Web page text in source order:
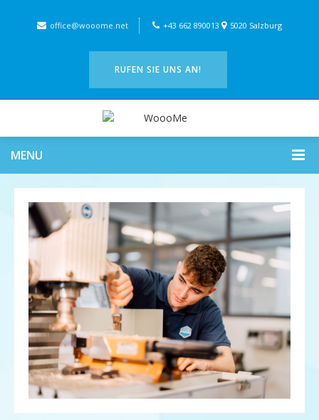
office@wooome.net +43 662 890013 5020 Salzburg
RUFEN SIE UNS AN!
MENU